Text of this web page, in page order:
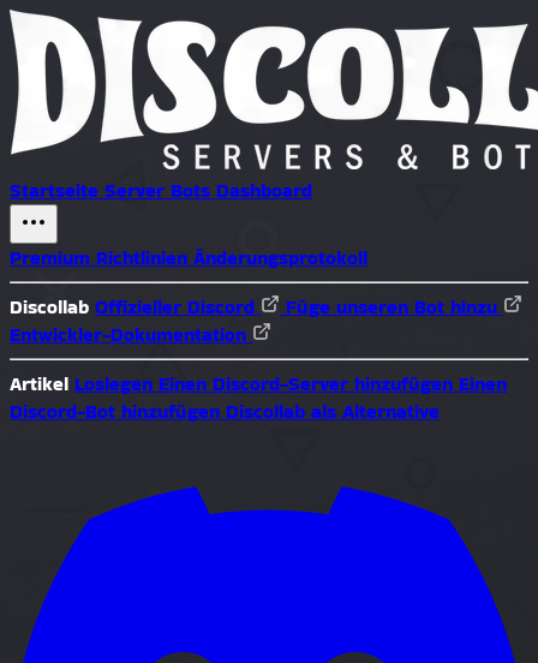
Startseite Server Bots Dashboard
Premium Richtlinien Änderungsprotokoll
Discollab Offizieller Discord
Füge unseren Bot hinzu
Entwickler-Dokumentation
Artikel Loslegen Einen Discord-Server hinzufügen Einen
Discord-Bot hinzufügen Discollab als Alternative